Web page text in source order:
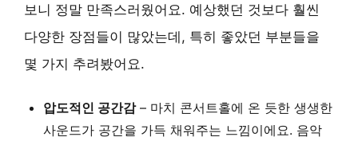
보니 정말 만족스러웠어요. 예상했던 것보다 훨씬
다양한 장점들이 많았는데, 특히 좋았던 부분들을
몇 가지 추려봤어요.
압도적인 공간감– 마치 콘서트홀에 온 듯한 생생한
사운드가 공간을 가득 채워주는 느낌이에요. 음악